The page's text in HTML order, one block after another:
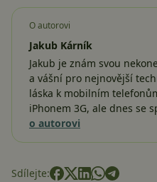
O autorovi
Jakub Kárník
Jakub je znám svou
a vášní pro nejnovější
láska k mobilním
iPhonem 3G, ale dnes se
o autorovi
Sdílejte: